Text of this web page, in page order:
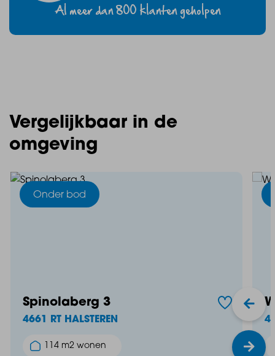
Al meer dan 800 klanten geholpen
Vergelijkbaar in de
omgeving
Onder bod
Spinolaberg 3
4661 RT HALSTEREN
114 m2 wonen